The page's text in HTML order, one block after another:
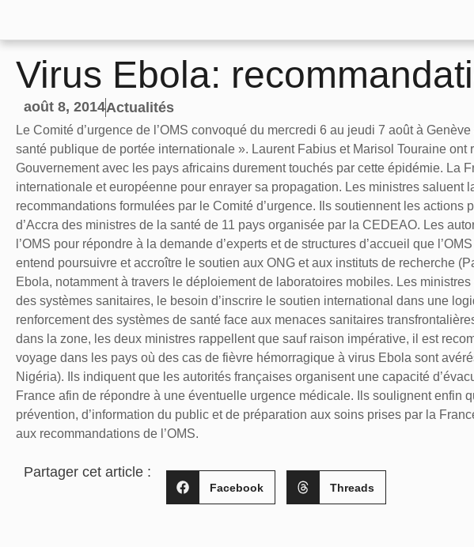
Virus Ebola:
août 8, 2014Actualités
Le Comité d’urgence de l’OMS convoqué du mercredi 6 au jeudi 7 août à
santé publique de portée internationale ». Laurent Fabius et Marisol Touraine ont
Gouvernement avec les pays africains durement touchés par cette épidémie. La
internationale et européenne pour enrayer sa propagation. Les ministres saluent
recommandations formulées par le Comité d’urgence. Ils soutiennent les actions
d’Accra des ministres de la santé de 11 pays organisée par la CEDEAO. Les
l’OMS pour répondre à la demande d’experts et de structures d’accueil que
entend poursuivre et accroître le soutien aux ONG et aux instituts de recherche
Ebola, notamment à travers le déploiement de laboratoires mobiles. Les
des systèmes sanitaires, le besoin d’inscrire le soutien international dans une
renforcement des systèmes de santé face aux menaces sanitaires
dans la zone, les deux ministres rappellent que sauf raison impérative, il est
voyage dans les pays où des cas de fièvre hémorragique à virus Ebola sont
Nigéria). Ils indiquent que les autorités françaises organisent une capacité
France afin de répondre à une éventuelle urgence médicale. Ils soulignent enfin
prévention, d’information du public et de préparation aux soins prises par la
aux recommandations de l’OMS.
Partager cet article :
Facebook Threads